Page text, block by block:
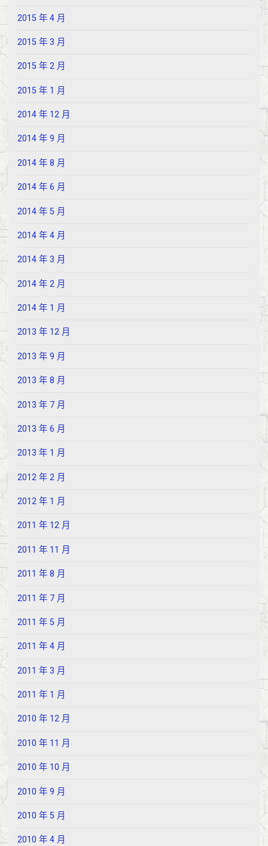
2015 年 4 月
2015 年 3 月
2015 年 2 月
2015 年 1 月
2014 年 12 月
2014 年 9 月
2014 年 8 月
2014 年 6 月
2014 年 5 月
2014 年 4 月
2014 年 3 月
2014 年 2 月
2014 年 1 月
2013 年 12 月
2013 年 9 月
2013 年 8 月
2013 年 7 月
2013 年 6 月
2013 年 1 月
2012 年 2 月
2012 年 1 月
2011 年 12 月
2011 年 11 月
2011 年 8 月
2011 年 7 月
2011 年 5 月
2011 年 4 月
2011 年 3 月
2011 年 1 月
2010 年 12 月
2010 年 11 月
2010 年 10 月
2010 年 9 月
2010 年 5 月
2010 年 4 月